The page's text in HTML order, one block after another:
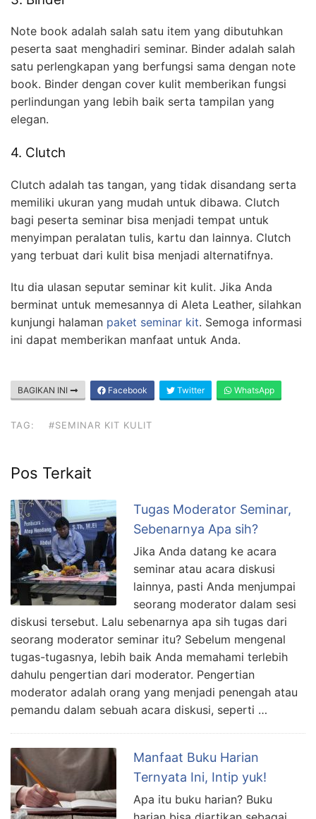
Note book adalah salah satu item yang dibutuhkan
peserta saat menghadiri seminar. Binder adalah salah
satu perlengkapan yang berfungsi sama dengan note
book. Binder dengan cover kulit memberikan fungsi
perlindungan yang lebih baik serta tampilan yang
elegan.
4. Clutch
Clutch adalah tas tangan, yang tidak disandang serta
memiliki ukuran yang mudah untuk dibawa. Clutch
bagi peserta seminar bisa menjadi tempat untuk
menyimpan peralatan tulis, kartu dan lainnya. Clutch
yang terbuat dari kulit bisa menjadi alternatifnya.
Itu dia ulasan seputar seminar kit kulit. Jika Anda
berminat untuk memesannya di Aleta Leather, silahkan
kunjungi halaman paket seminar kit. Semoga informasi
ini dapat memberikan manfaat untuk Anda.
BAGIKAN INI Facebook Twitter WhatsApp
TAG: #SEMINAR KIT KULIT
Pos Terkait
Tugas Moderator Seminar,
Sebenarnya Apa sih?
Jika Anda datang ke acara
seminar atau acara diskusi
lainnya, pasti Anda menjumpai
seorang moderator dalam sesi
diskusi tersebut. Lalu sebenarnya apa sih tugas dari
seorang moderator seminar itu? Sebelum mengenal
tugas-tugasnya, lebih baik Anda memahami terlebih
dahulu pengertian dari moderator. Pengertian
moderator adalah orang yang menjadi penengah atau
pemandu dalam sebuah acara diskusi, seperti …
Manfaat Buku Harian
Ternyata Ini, Intip yuk!
Apa itu buku harian? Buku